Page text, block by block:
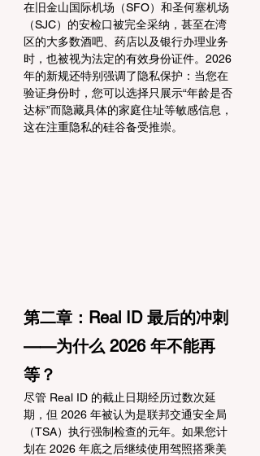
在旧金山国际机场（SFO）和圣何塞机场
（SJC）的安检口被完全采纳，甚至在湾
区的大多数酒吧、药店以及银行办理业务
时，也被视为法定的有效身份证件。2026
年的新规还特别强调了隐私保护：当您在
验证身份时，您可以选择只展示“年龄是否
达标”而隐藏具体的家庭住址等敏感信息，
这在注重隐私的硅谷备受推崇。
第二章：Real ID 最后的冲刺
——为什么 2026 年不能再
等？
尽管 Real ID 的截止日期经历过数次延
期，但 2026 年被认为是联邦交通安全局
（TSA）执行强制检查的元年。如果您计
划在 2026 年底之后继续使用驾照搭乘美